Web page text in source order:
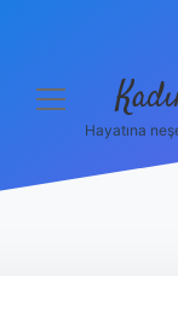
menüyü
Hayatına